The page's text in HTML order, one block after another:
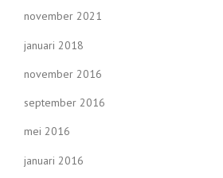
november 2021
januari 2018
november 2016
september 2016
mei 2016
januari 2016